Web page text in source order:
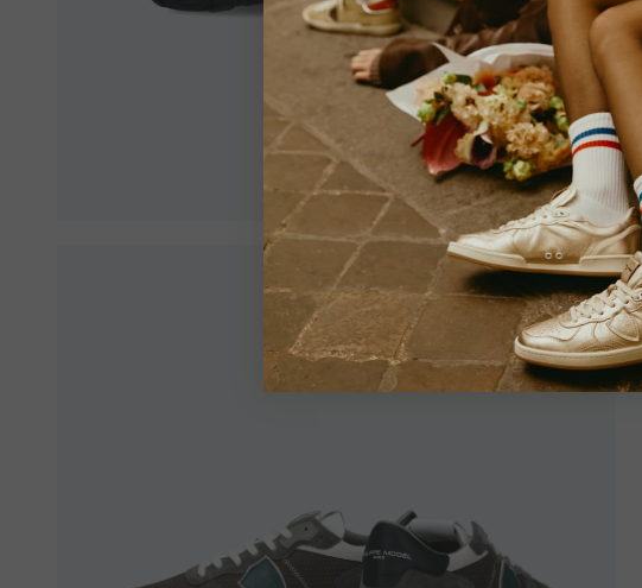
land dan
Zorg ervoor dat u
winkelervaring.
GA
VERENIGDE
Alle landen bekijken